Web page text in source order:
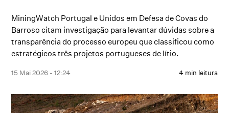
MiningWatch Portugal e Unidos em Defesa de Covas do
Barroso citam investigação para levantar dúvidas sobre a
transparência do processo europeu que classificou como
estratégicos três projetos portugueses de lítio.
15 Mai 2026 - 12:24 4 min leitura